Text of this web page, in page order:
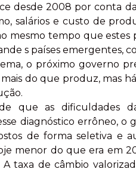
desde 2008 por conta
salários e custo de
mesmo tempo que
s países emergentes,
o próximo governo
do que produz, mas
que as dificuldades
diagnóstico errôneo,
de forma seletiva e
menor do que era em
taxa de câmbio